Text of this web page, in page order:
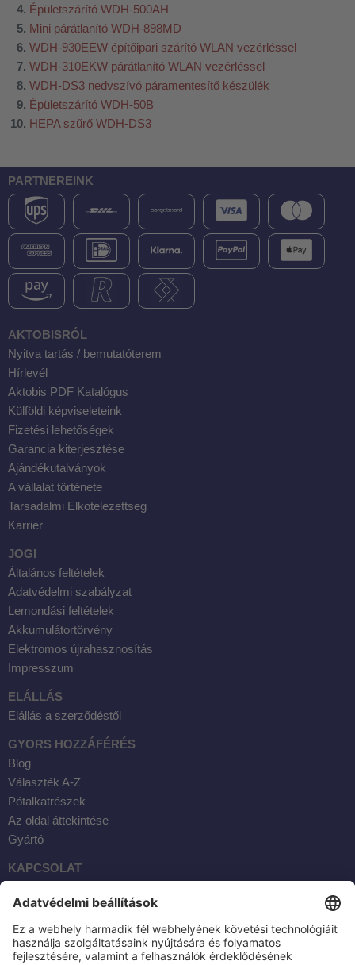
Épületszárító WDH-500AH
Mini párátlanító WDH-898MD
WDH-930EEW építőipari szárító WLAN vezérléssel
WDH-310EKW párátlanító WLAN vezérléssel
WDH-DS3 nedvszívó páramentesítő készülék
Épületszárító WDH-50B
HEPA szűrő WDH-DS3
PARTNEREINK
AKTOBISRÓL
Nyitva tartás / bemutatóterem
Hírlevél
Aktobis PDF Katalógus
Külföldi képviseleteink
Fizetési lehetőségek
Garancia kiterjesztése
Ajándékutalványok
A vállalat története
Tarsadalmi Elkotelezettseg
Karrier
JOGI
Általános feltételek
Adatvédelmi szabályzat
Lemondási feltételek
Akkumulátortörvény
Elektromos újrahasznosítás
Impresszum
ELÁLLÁS
Elállás a szerződéstől
GYORS HOZZÁFÉRÉS
Blog
Választék A-Z
Pótalkatrészek
Az oldal áttekintése
Gyártó
KAPCSOLAT
Instagram
YouTube
E-mail